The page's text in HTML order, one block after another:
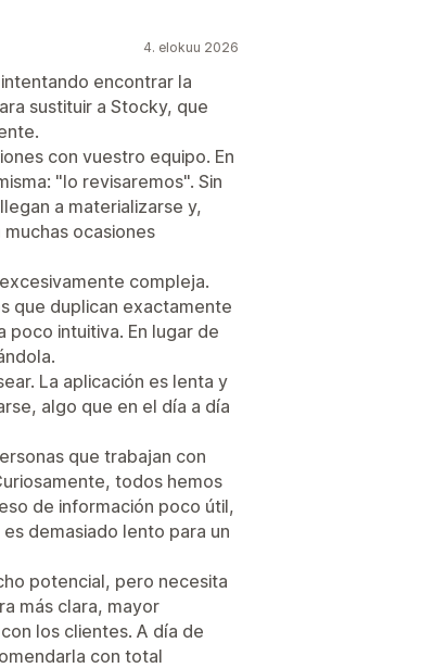
4. elokuu 2026
encontrar la
sustituir a Stocky, que
con vuestro equipo. En
"lo revisaremos". Sin
a materializarse y,
ocasiones
compleja.
que duplican exactamente
poco intuitiva. En lugar de
La aplicación es lenta y
algo que en el día a día
que trabajan con
todos hemos
de información poco útil,
demasiado lento para un
potencial, pero necesita
más clara, mayor
los clientes. A día de
con total